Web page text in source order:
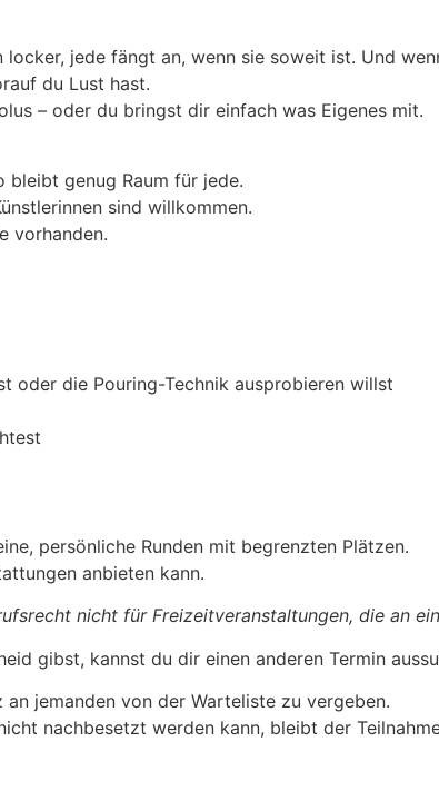
jede fängt an, wenn sie soweit ist. Und
du Lust hast.
– oder du bringst dir einfach was Eigenes mit.
bleibt genug Raum für jede.
sind willkommen.
vorhanden.
oder die Pouring-Technik ausprobieren willst
persönliche Runden mit begrenzten Plätzen.
anbieten kann.
nicht für Freizeitveranstaltungen, die an
gibst, kannst du dir einen anderen Termin
jemanden von der Warteliste zu vergeben.
nachbesetzt werden kann, bleibt der